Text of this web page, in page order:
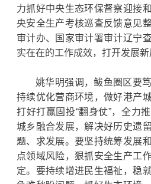
力抓好中央生态环保督察迎接
央安全生产考核巡查反馈意见
审计办、国家审计署审计辽宁
实在在的工作成效，打开发展新
姚华明强调，鲅鱼圈区要
持续优化营商环境，做好港产
打好打赢固投“翻身仗”，全力
城乡融合发展，解决好历史遗
题、求发展。要坚持统筹发展
点领域风险，狠抓安全生产工
定。要持续增进民生福祉，稳